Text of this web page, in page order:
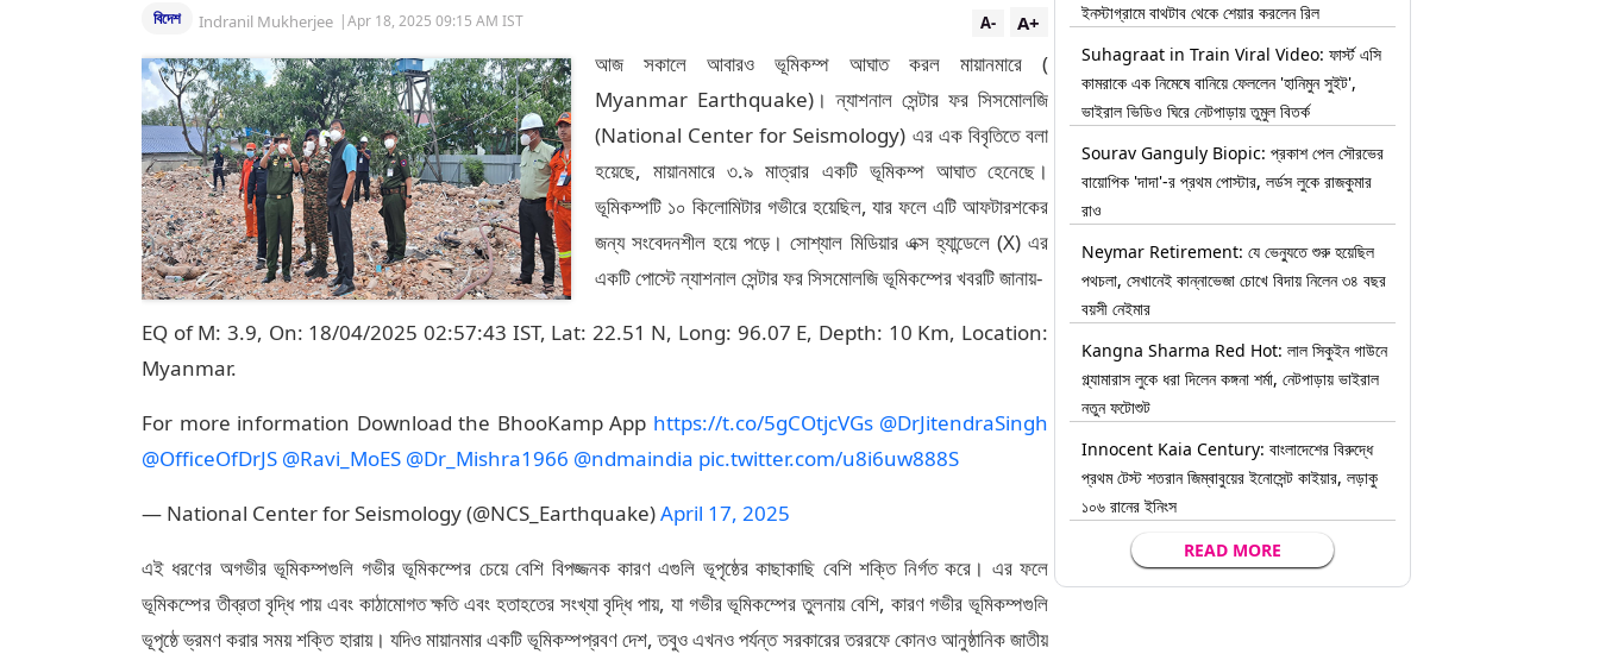
বিদেশ Indranil Mukherjee |Apr 18, 2025 09:15 AM IST A+
A-
আজ সকালে আবারও ভূমিকম্প আঘাত করল মায়ানমারে (
Myanmar Earthquake)। ন্যাশনাল সেন্টার ফর সিসমোলজি
(National Center for Seismology) এর এক বিবৃতিতে বলা
হয়েছে, মায়ানমারে ৩.৯ মাত্রার একটি ভূমিকম্প আঘাত হেনেছে।
ভূমিকম্পটি ১০ কিলোমিটার গভীরে হয়েছিল, যার ফলে এটি আফটারশকের
জন্য সংবেদনশীল হয়ে পড়ে। সোশ্যাল মিডিয়ার এক্স হ্যান্ডেলে (X) এর
একটি পোস্টে ন্যাশনাল সেন্টার ফর সিসমোলজি ভূমিকম্পের খবরটি জানায়-
EQ of M: 3.9, On: 18/04/2025 02:57:43 IST, Lat: 22.51 N, Long: 96.07 E, Depth: 10 Km, Location:
Myanmar.
For more information Download the BhooKamp App https://t.co/5gCOtjcVGs @DrJitendraSingh
@OfficeOfDrJS @Ravi_MoES @Dr_Mishra1966 @ndmaindia pic.twitter.com/u8i6uw888S
— National Center for Seismology (@NCS_Earthquake)April 17, 2025
এই ধরণের অগভীর ভূমিকম্পগুলি গভীর ভূমিকম্পের চেয়ে বেশি বিপজ্জনক কারণ এগুলি ভূপৃষ্ঠের কাছাকাছি বেশি শক্তি নির্গত করে। এর ফলে
ভূমিকম্পের তীব্রতা বৃদ্ধি পায় এবং কাঠামোগত ক্ষতি এবং হতাহতের সংখ্যা বৃদ্ধি পায়, যা গভীর ভূমিকম্পের তুলনায় বেশি, কারণ গভীর ভূমিকম্পগুলি
ভূপৃষ্ঠে ভ্রমণ করার সময় শক্তি হারায়। যদিও মায়ানমার একটি ভূমিকম্পপ্রবণ দেশ, তবুও এখনও পর্যন্ত সরকারের তররফে কোনও আনুষ্ঠানিক জাতীয়
ইনস্টাগ্রামে বাথটাব থেকে শেয়ার করলেন রিল
Suhagraat in Train Viral Video: ফার্স্ট এসি
কামরাকে এক নিমেষে বানিয়ে ফেললেন 'হানিমুন সুইট',
ভাইরাল ভিডিও ঘিরে নেটপাড়ায় তুমুল বিতর্ক
Sourav Ganguly Biopic: প্রকাশ পেল সৌরভের
বায়োপিক 'দাদা'-র প্রথম পোস্টার, লর্ডস লুকে রাজকুমার
রাও
Neymar Retirement: যে ভেন্যুতে শুরু হয়েছিল
পথচলা, সেখানেই কান্নাভেজা চোখে বিদায় নিলেন ৩৪ বছর
বয়সী নেইমার
Kangna Sharma Red Hot: লাল সিকুইন গাউনে
গ্ল্যামারাস লুকে ধরা দিলেন কঙ্গনা শর্মা, নেটপাড়ায় ভাইরাল
নতুন ফটোশুট
Innocent Kaia Century: বাংলাদেশের বিরুদ্ধে
প্রথম টেস্ট শতরান জিম্বাবুয়ের ইনোসেন্ট কাইয়ার, লড়াকু
১০৬ রানের ইনিংস
READ MORE